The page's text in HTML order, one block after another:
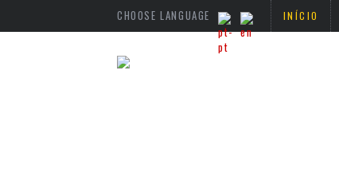
CHOOSE LANGUAGE INÍCIO